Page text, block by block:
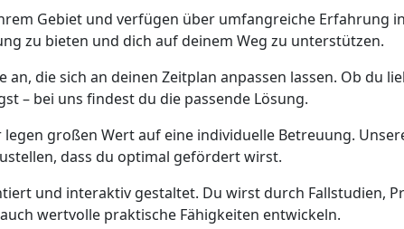
Gebiet und verfügen über umfangreiche Erfahrung
zu bieten und dich auf deinem Weg zu unterstützen.
die sich an deinen Zeitplan anpassen lassen. Ob du
– bei uns findest du die passende Lösung.
großen Wert auf eine individuelle Betreuung.
dass du optimal gefördert wirst.
und interaktiv gestaltet. Du wirst durch Fallstudien,
wertvolle praktische Fähigkeiten entwickeln.